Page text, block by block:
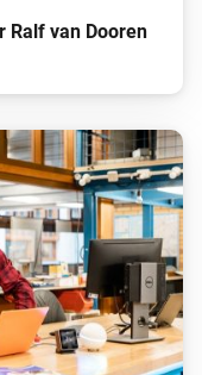
Ralf van Dooren